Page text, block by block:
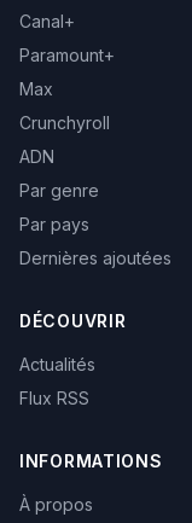
Canal+
Paramount+
Max
Crunchyroll
ADN
Par genre
Par pays
Dernières ajoutées
DÉCOUVRIR
Actualités
Flux RSS
INFORMATIONS
À propos